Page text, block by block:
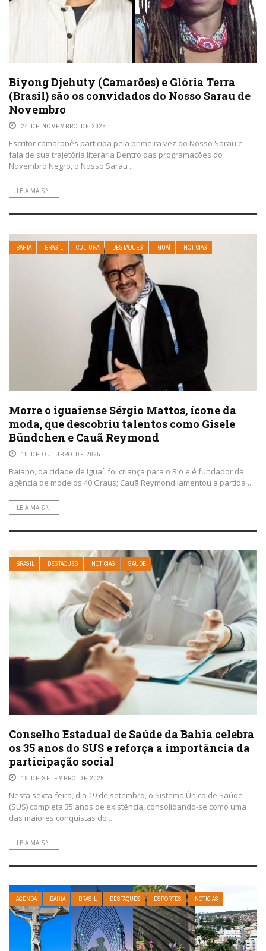
Biyong Djehuty (Camarões) e Glória Terra
(Brasil) são os convidados do Nosso Sarau de
Novembro
24 DE NOVEMBRO DE 2025
Escritor camaronês participa pela primeira vez do Nosso Sarau e
fala de sua trajetória literária Dentro das programações do
Novembro Negro, o Nosso Sarau ...
LEIA MAIS \+
BAHIA BRASIL CULTURA DESTAQUES IGUAÍ NOTÍCIAS
Morre o iguaiense Sérgio Mattos, ícone da
moda, que descobriu talentos como Gisele
Bündchen e Cauã Reymond
15 DE OUTUBRO DE 2025
Baiano, da cidade de Iguaí, foi criança para o Rio e é fundador da
agência de modelos 40 Graus; Cauã Reymond lamentou a partida ...
LEIA MAIS \+
BRASIL DESTAQUES NOTÍCIAS SAÚDE
Conselho Estadual de Saúde da Bahia celebra
os 35 anos do SUS e reforça a importância da
participação social
19 DE SETEMBRO DE 2025
Nesta sexta-feira, dia 19 de setembro, o Sistema Único de Saúde
(SUS) completa 35 anos de existência, consolidando-se como uma
das maiores conquistas do ...
LEIA MAIS \+
AGENDA BAHIA BRASIL DESTAQUES ESPORTES NOTÍCIAS